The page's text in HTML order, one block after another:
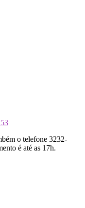
o telefone 3232-
é até as 17h.